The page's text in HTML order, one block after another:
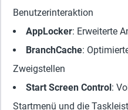
Benutzerinteraktion
AppLocker: Erweiterte
BranchCache:
Zweigstellen
Start Screen Control:
Startmenü und die